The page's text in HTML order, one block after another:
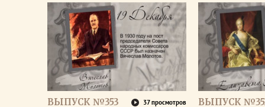
ВЫПУСК №353 37 просмотров ВЫПУСК